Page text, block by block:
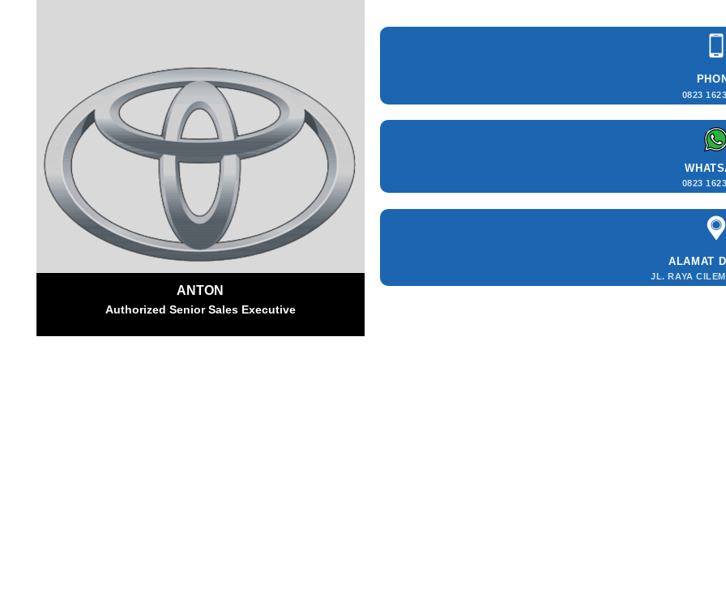
ANTON
Authorized Senior Sales Executive
0823
0823
ALAMAT
JL. RAYA